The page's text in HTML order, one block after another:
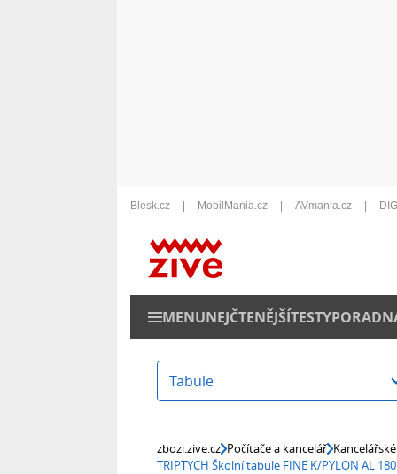
Blesk.cz MobilMania.cz AVmania.cz
MENUNEJČTENĚJŠÍTESTY
Tabule
zbozi.zive.cz Počítače a kancelář
TRIPTYCH Školní tabule FINE K/PYLON AL